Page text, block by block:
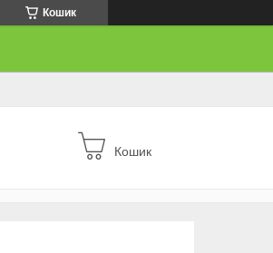
Кошик
Кошик